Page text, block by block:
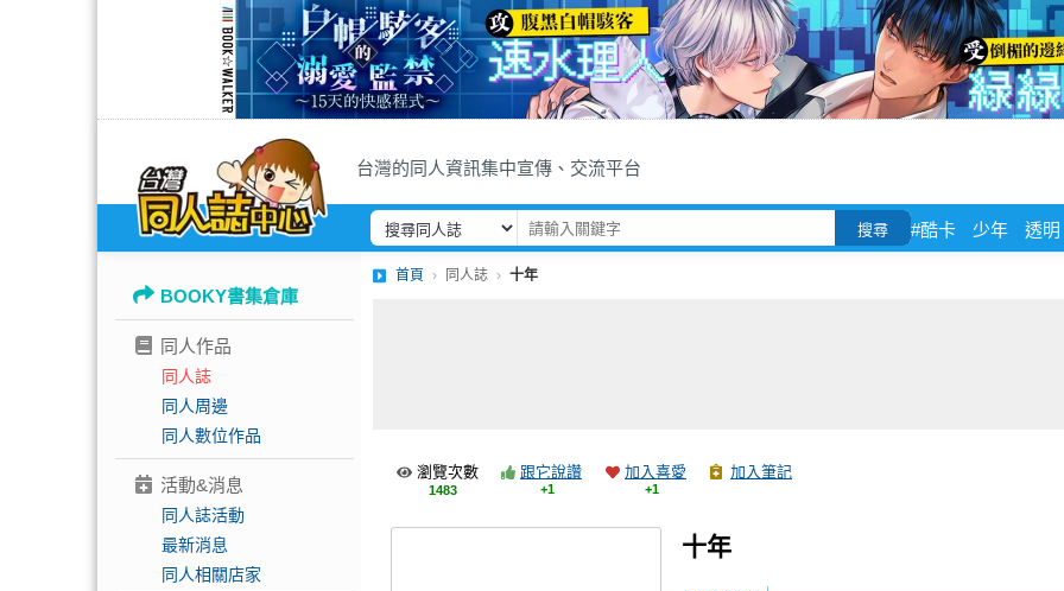
台灣的同人資訊集中宣傳、交流平台
搜尋 #酷卡 少年 透明
BOOKY書集倉庫
同人作品
同人誌
同人周邊
同人數位作品
活動&消息
同人誌活動
最新消息
同人相關店家
首頁 同人誌 十年
瀏覽次數
1483
跟它說讚
+1
加入喜愛
+1
加入筆記
十年